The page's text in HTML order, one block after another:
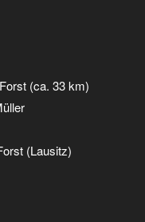
(ca. 33 km)
(Lausitz)